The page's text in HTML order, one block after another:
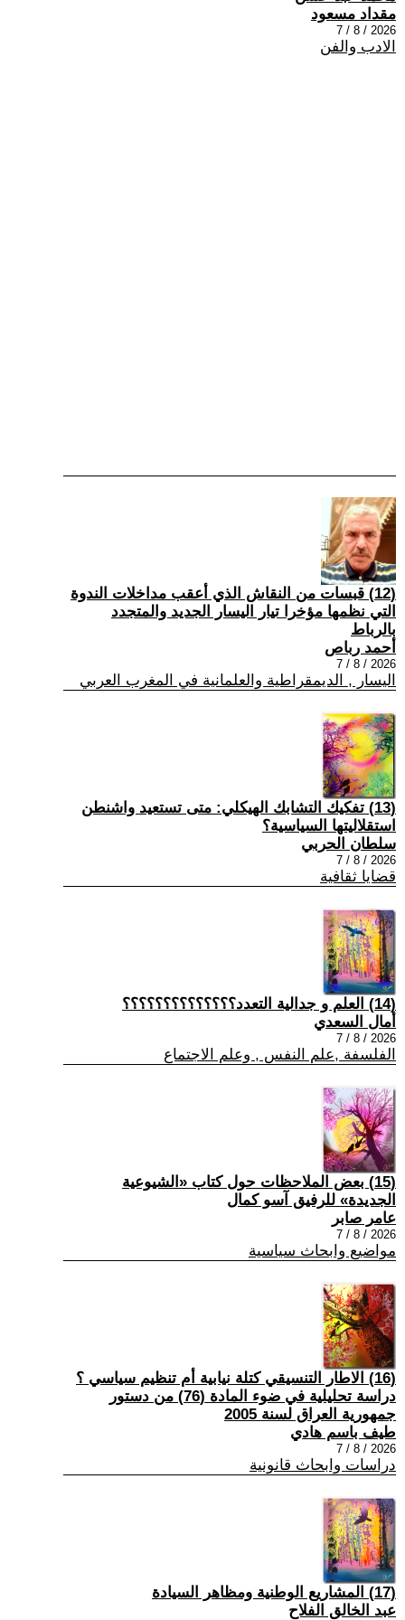
مقداد مسعود
2026 / 8 / 7
الادب والفن
(12) قبسات من النقاش الذي أعقب مداخلات الندوة
التي نظمها مؤخرا تيار اليسار الجديد والمتجدد
بالرباط
أحمد رباص
2026 / 8 / 7
اليسار , الديمقراطية والعلمانية في المغرب العربي
(13) تفكيك التشابك الهيكلي: متى تستعيد واشنطن
استقلاليتها السياسية؟
سلطان الحربي
2026 / 8 / 7
قضايا ثقافية
(14) العلم و جدالية التعدد؟؟؟؟؟؟؟؟؟؟؟؟؟؟
أمال السعدي
2026 / 8 / 7
الفلسفة ,علم النفس , وعلم الاجتماع
(15) بعض الملاحظات حول كتاب «الشيوعية
الجديدة» للرفيق آسو كمال
عامر صابر
2026 / 8 / 7
مواضيع وابحاث سياسية
(16) الاطار التنسيقي كتلة نيابية أم تنظيم سياسي ؟
دراسة تحليلية في ضوء المادة (76) من دستور
جمهورية العراق لسنة 2005
طيف باسم هادي
2026 / 8 / 7
دراسات وابحاث قانونية
(17) المشاريع الوطنية ومظاهر السيادة
عبد الخالق الفلاح